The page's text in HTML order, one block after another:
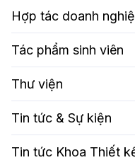
Hợp tác doanh
Tác phẩm sinh viên
Thư viện
Tin tức & Sự kiện
Tin tức Khoa Thiết